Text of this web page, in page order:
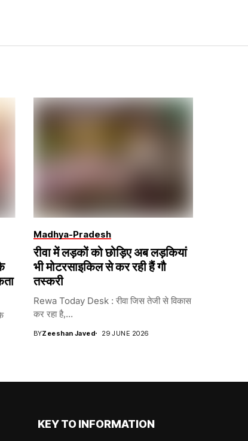
Madhya-Pradesh
रीवा में लड़कों को छोड़िए अब लड़कियां
भी मोटरसाइकिल से कर रही हैं गौ
तस्करी
Rewa Today Desk : रीवा जिस तेजी से विकास
कर रहा है,...
BYZeeshan Javed 29 JUNE 2026
KEY TO INFORMATION